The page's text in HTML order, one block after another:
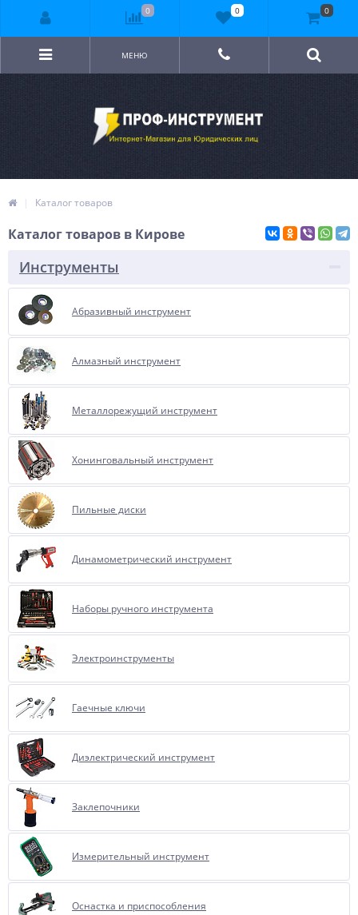
МЕНЮ
Каталог товаров
Каталог товаров в Кирове
Инструменты
Абразивный инструмент
Алмазный инструмент
Металлорежущий инструмент
Хонинговальный инструмент
Пильные диски
Динамометрический инструмент
Наборы ручного инструмента
Электроинструменты
Гаечные ключи
Диэлектрический инструмент
Заклепочники
Измерительный инструмент
Оснастка и приспособления
0 0 0